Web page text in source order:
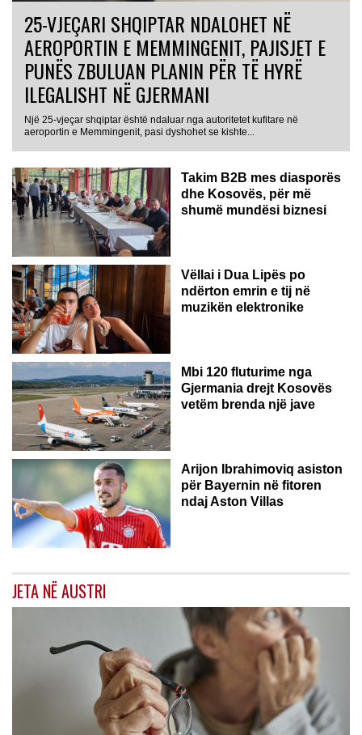
25-VJEÇARI SHQIPTAR NDALOHET NË
AEROPORTIN E MEMMINGENIT, PAJISJET E
PUNËS ZBULUAN PLANIN PËR TË HYRË
ILEGALISHT NË GJERMANI
Një 25-vjeçar shqiptar është ndaluar nga autoritetet kufitare në
aeroportin e Memmingenit, pasi dyshohet se kishte...
Takim B2B mes diasporës
dhe Kosovës, për më
shumë mundësi biznesi
Vëllai i Dua Lipës po
ndërton emrin e tij në
muzikën elektronike
GJERMANI
Mbi 120 fluturime nga
Gjermania drejt Kosovës
vetëm brenda një jave
Arijon Ibrahimoviq asiston
për Bayernin në fitoren
ndaj Aston Villas
JETA NË AUSTRI